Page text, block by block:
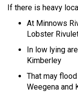
If there is heavy
At Minnows
Lobster
In low lying
Kimberley
That may
Weegena and